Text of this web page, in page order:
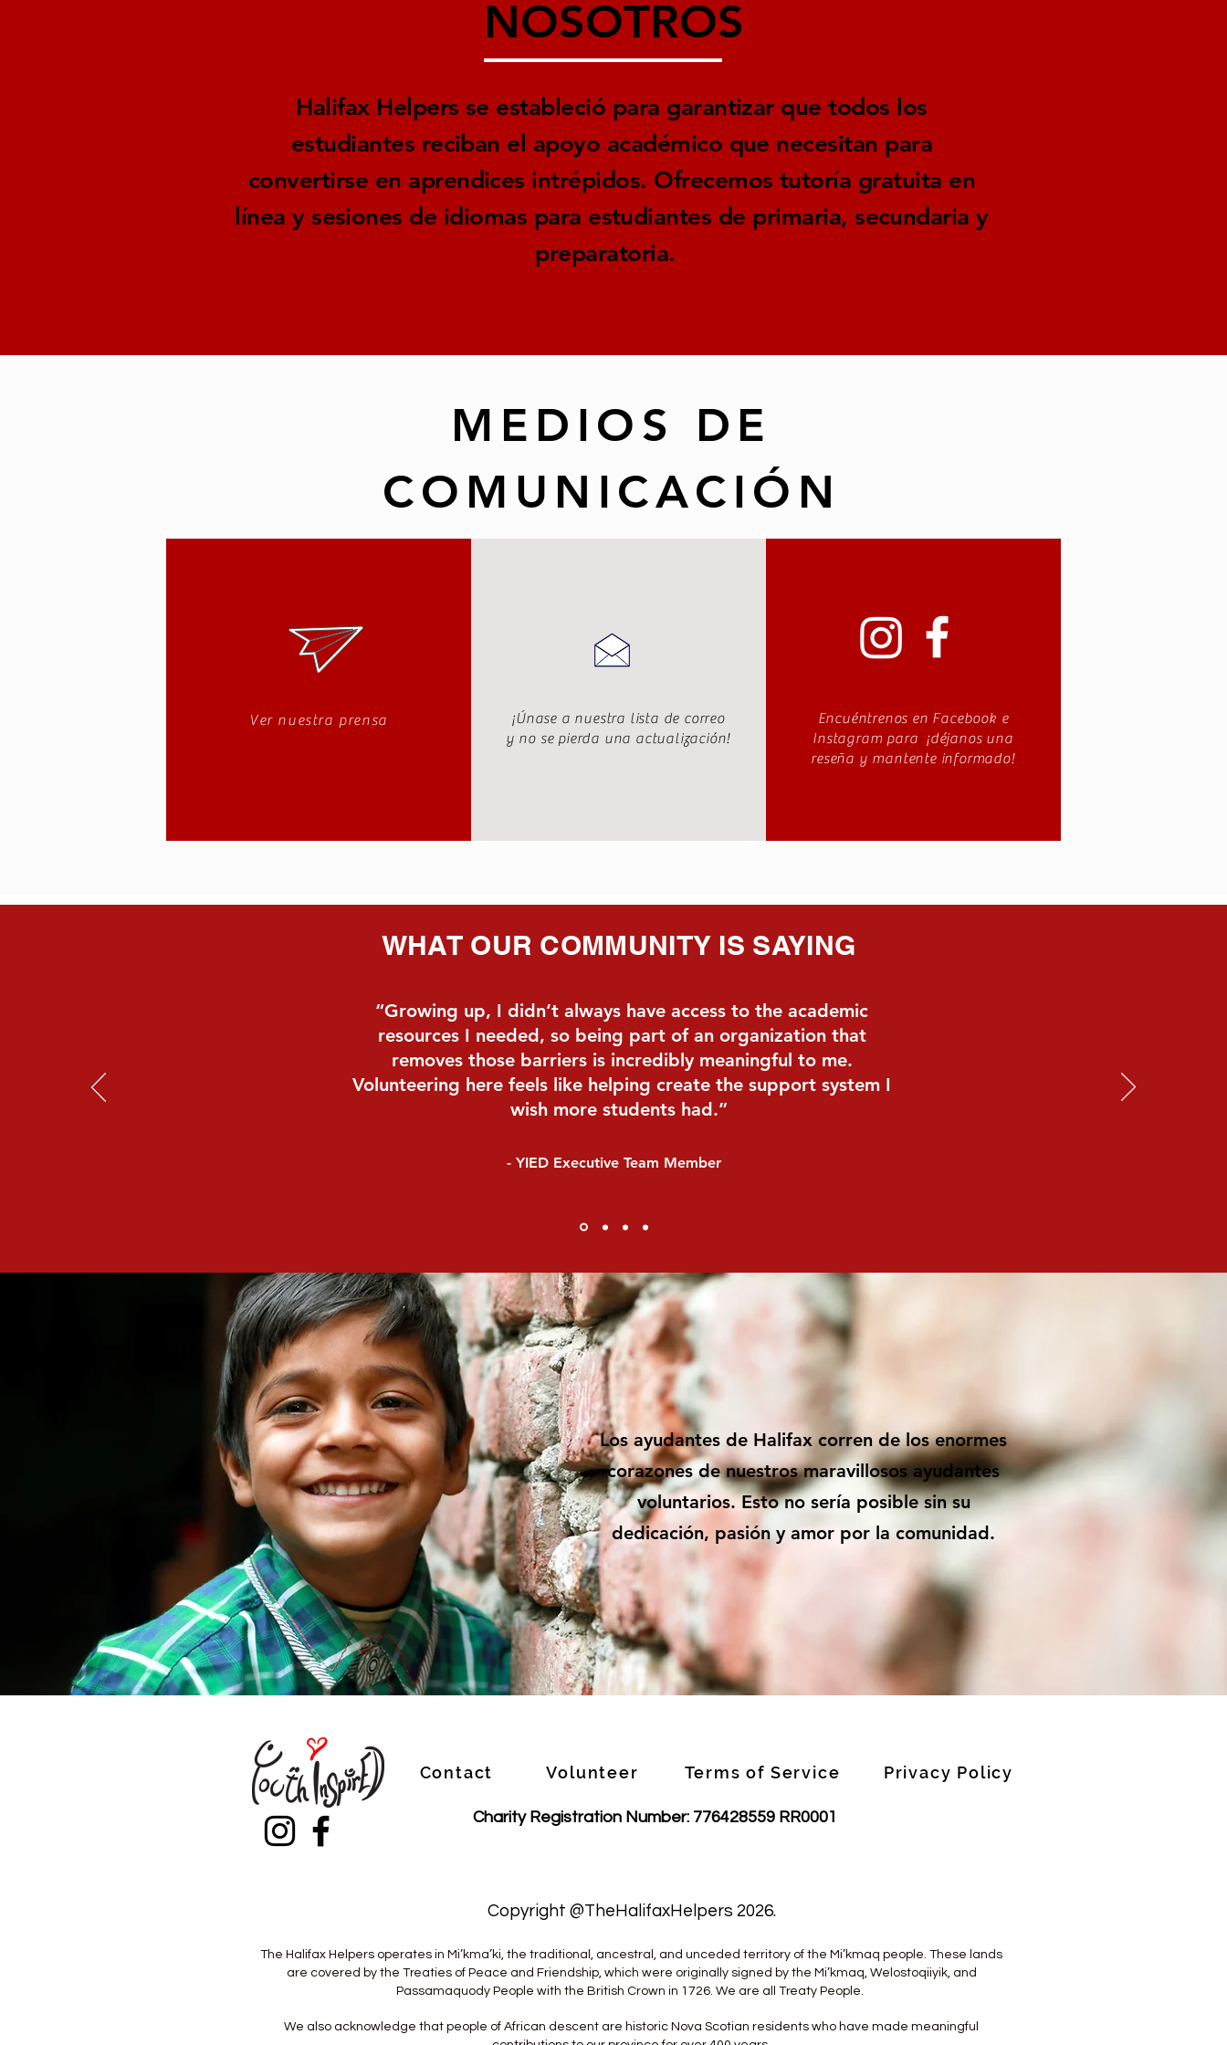
NOSOTROS
Halifax Helpers se estableció para garantizar que todos los
estudiantes reciban el apoyo académico que necesitan para
convertirse en aprendices intrépidos. Ofrecemos tutoría gratuita en
línea y sesiones de idiomas para estudiantes de primaria, secundaria y
preparatoria.
MEDIOS DE
COMUNICACIÓN
Ver nuestra prensa
¡Únase a nuestra lista de correo
y no se pierda una actualización!
Encuéntrenos en Facebook e
Instagram para ¡déjanos una
reseña y mantente informado!
WHAT OUR COMMUNITY IS SAYING
“Growing up, I didn’t always have access to the academic
resources I needed, so being part of an organization that
removes those barriers is incredibly meaningful to me.
Volunteering here feels like helping create the support system I
wish more students had.”
- YIED Executive Team Member
Los ayudantes de Halifax corren de los enormes
corazones de nuestros maravillosos ayudantes
voluntarios. Esto no sería posible sin su
dedicación, pasión y amor por la comunidad.
Contact Volunteer Terms of Service
Charity Registration Number: 776428559 RR0001
Privacy Policy
Copyright @TheHalifaxHelpers 2026.
The Halifax Helpers operates in Mi’kma’ki, the traditional, ancestral, and unceded territory of the Mi’kmaq people. These lands
are covered by the Treaties of Peace and Friendship, which were originally signed by the Mi’kmaq, Welostoqiiyik, and
Passamaquody People with the British Crown in 1726. We are all Treaty People.
We also acknowledge that people of African descent are historic Nova Scotian residents who have made meaningful